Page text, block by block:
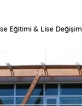
Eğitimi & Lise Değişim